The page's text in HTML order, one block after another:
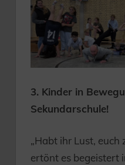
3. Kinder in
Sekundarschule!
„Habt ihr Lust, euch
ertönt es begeistert